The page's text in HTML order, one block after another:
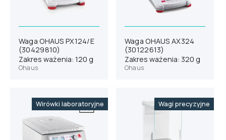
Waga OHAUS PX124/E
(30429810)
Zakres ważenia: 120 g
Ohaus
Waga OHAUS AX324
(30122613)
Zakres ważenia: 320 g
Ohaus
Wirówki laboratoryjne Wagi precyzyjne